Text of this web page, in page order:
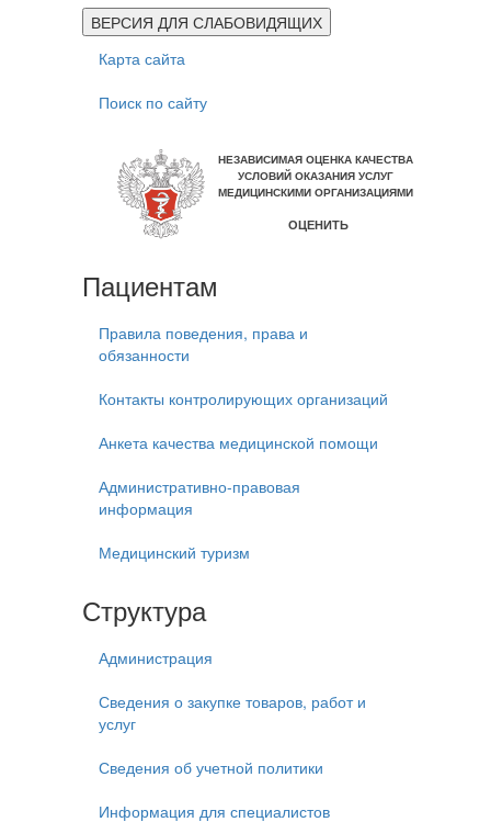
ВЕРСИЯ ДЛЯ СЛАБОВИДЯЩИХ
Карта сайта
Поиск по сайту
Пациентам
Правила поведения, права и
обязанности
Контакты контролирующих организаций
Анкета качества медицинской помощи
Административно-правовая
информация
Медицинский туризм
Структура
Администрация
Сведения о закупке товаров, работ и
услуг
Сведения об учетной политики
Информация для специалистов